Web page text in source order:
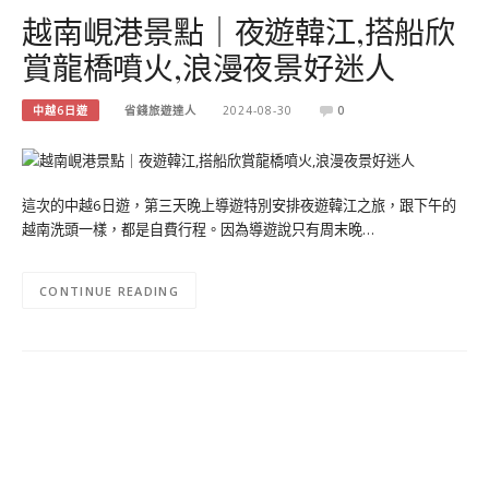
越南峴港景點｜夜遊韓江,搭船欣
賞龍橋噴火,浪漫夜景好迷人
中越6日遊 省錢旅遊達人 2024-08-30 0
這次的中越6日遊，第三天晚上導遊特別安排夜遊韓江之旅，跟下午的
越南洗頭一樣，都是自費行程。因為導遊說只有周末晚…
CONTINUE READING